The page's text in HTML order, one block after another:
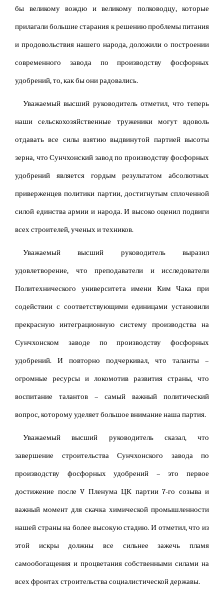
бы великому вождю и великому полководцу, которые
прилагали большие старания к решению проблемы питания
и продовольствия нашего народа, доложили о построении
современного завода по производству фосфорных
удобрений, то, как бы они радовались.
Уважаемый высший руководитель отметил, что теперь
наши сельскохозяйственные труженики могут вдоволь
отдавать все силы взятию выдвинутой партией высоты
зерна, что Сунчхонский завод по производству фосфорных
удобрений является гордым результатом абсолютных
приверженцев политики партии, достигнутым сплоченной
силой единства армии и народа. И высоко оценил подвиги
всех строителей, ученых и техников.
Уважаемый высший руководитель выразил
удовлетворение, что преподаватели и исследователи
Политехнического университета имени Ким Чака при
содействии с соответствующими единицами установили
прекрасную интеграционную систему производства на
Сунчхонском заводе по производству фосфорных
удобрений. И повторно подчеркивал, что таланты –
огромные ресурсы и локомотив развития страны, что
воспитание талантов – самый важный политический
вопрос, которому уделяет большое внимание наша партия.
Уважаемый высший руководитель сказал, что
завершение строительства Сунчхонского завода по
производству фосфорных удобрений – это первое
достижение после V Пленума ЦК партии 7-го созыва и
важный момент для скачка химической промышленности
нашей страны на более высокую стадию. И отметил, что из
этой искры должны все сильнее зажечь пламя
самообогащения и процветания собственными силами на
всех фронтах строительства социалистической державы.